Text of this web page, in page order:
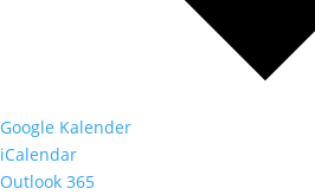
Google Kalender
iCalendar
Outlook 365